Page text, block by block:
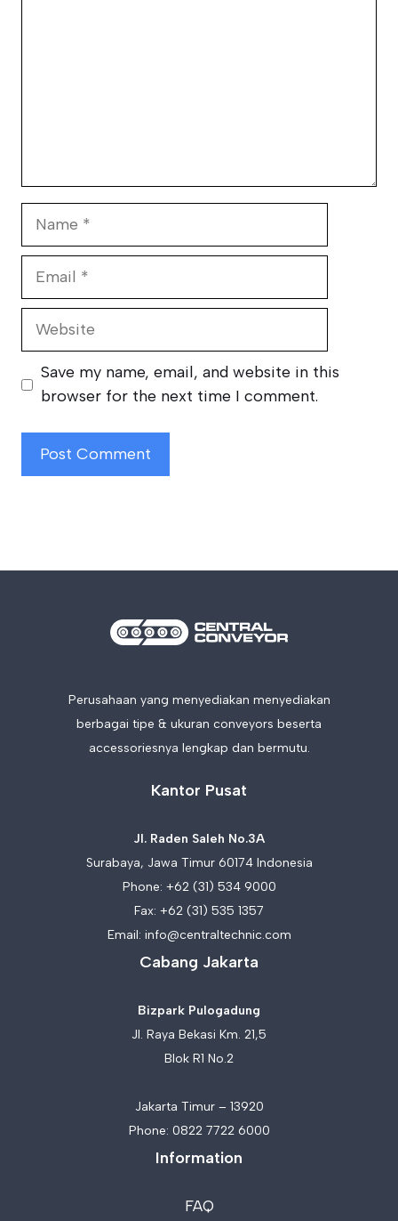
Website
Save my name, email, and website in this
browser for the next time I comment.
Perusahaan yang menyediakan menyediakan
berbagai tipe & ukuran conveyors beserta
accessoriesnya lengkap dan bermutu.
Kantor Pusat
Jl. Raden Saleh No.3A
Surabaya, Jawa Timur 60174 Indonesia
Phone: +62 (31) 534 9000
Fax: +62 (31) 535 1357
Email: info@centraltechnic.com
Cabang Jakarta
Bizpark Pulogadung
Jl. Raya Bekasi Km. 21,5
Blok R1 No.2
Jakarta Timur – 13920
Phone: 0822 7722 6000
Information
FAQ